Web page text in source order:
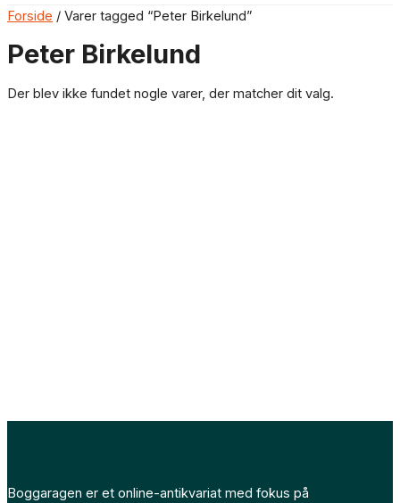
Forside / Varer tagged “Peter Birkelund”
Peter Birkelund
Der blev ikke fundet nogle varer, der matcher dit valg.
Boggaragen er et online-antikvariat med fokus på